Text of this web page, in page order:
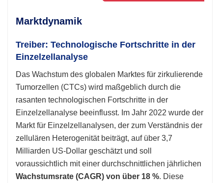
Marktdynamik
Treiber: Technologische Fortschritte in der
Einzelzellanalyse
Das Wachstum des globalen Marktes für zirkulierende
Tumorzellen (CTCs) wird maßgeblich durch die
rasanten technologischen Fortschritte in der
Einzelzellanalyse beeinflusst. Im Jahr 2022 wurde der
Markt für Einzelzellanalysen, der zum Verständnis der
zellulären Heterogenität beiträgt, auf über 3,7
Milliarden US-Dollar geschätzt und soll
voraussichtlich mit einer durchschnittlichen jährlichen
Wachstumsrate (CAGR) von über 18 %. Diese